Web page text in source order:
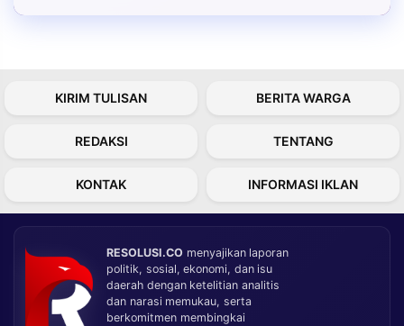
KIRIM TULISAN BERITA WARGA
REDAKSI TENTANG
KONTAK INFORMASI IKLAN
RESOLUSI.CO menyajikan laporan
politik, sosial, ekonomi, dan isu
daerah dengan ketelitian analitis
dan narasi memukau, serta
berkomitmen membingkai